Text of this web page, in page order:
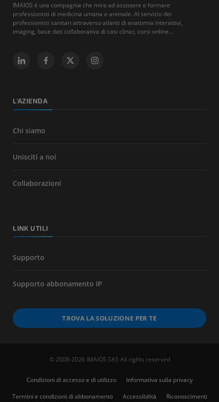
IMAIOS è una compagnia che mira ad assistere e formare
professionisti di medicina umana e animale. Al servizio dei
professionisti sanitari attraverso atlanti di anatomia interattivi,
imaging, base dati collaborativa di casi clinici, corsi online...
L'AZIENDA
Chi siamo
Unisciti a noi
Collaborazioni
LINK UTILI
Supporto
Supporto abbonamento IP
TROVA LA SOLUZIONE PER TE
© 2008-2026 IMAIOS SAS All rights reserved
Condizioni di accesso e di utilizzo
Informativa sulla privacy
Termini e condizioni di abbonamento
Accessibilità Riconoscimenti